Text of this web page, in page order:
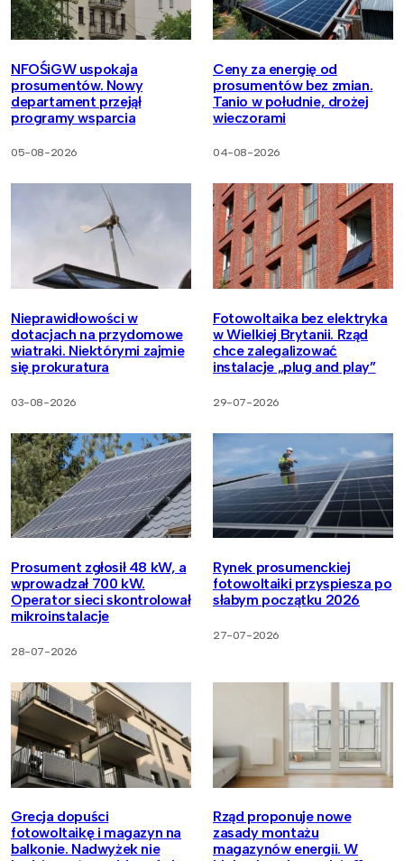
NFOŚiGW uspokaja
prosumentów. Nowy
departament przejął
programy wsparcia
05-08-2026
Ceny za energię od
prosumentów bez zmian.
Tanio w południe, drożej
wieczorami
04-08-2026
Nieprawidłowości w
dotacjach na przydomowe
wiatraki. Niektórymi zajmie
się prokuratura
03-08-2026
Fotowoltaika bez elektryka
w Wielkiej Brytanii. Rząd
chce zalegalizować
instalacje „plug and play”
29-07-2026
Prosument zgłosił 48 kW, a
wprowadzał 700 kW.
Operator sieci skontrolował
mikroinstalacje
28-07-2026
Rynek prosumenckiej
fotowoltaiki przyspiesza po
słabym początku 2026
27-07-2026
Grecja dopuści
fotowoltaikę i magazyn na
balkonie. Nadwyżek nie
Rząd proponuje nowe
zasady montażu
magazynów energii. W